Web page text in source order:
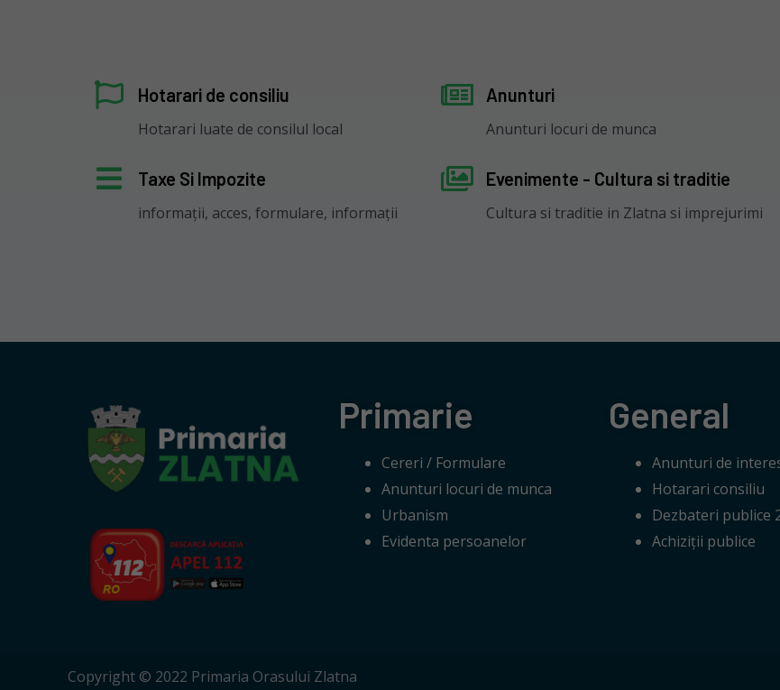
Hotarari de consiliu
Hotarari luate de consilul local
Taxe Si Impozite
informații, acces, formulare, informații
Anunturi
Anunturi locuri de munca
Evenimente - Cultura si traditie
Cultura si traditie in Zlatna si imprejurimi
Primarie
Cereri / Formulare
Anunturi locuri de munca
Urbanism
Evidenta persoanelor
General
Anunturi de
Hotarari consiliu
Dezbateri publice
Achiziții publice
Copyright © 2022 Primaria Orasului Zlatna